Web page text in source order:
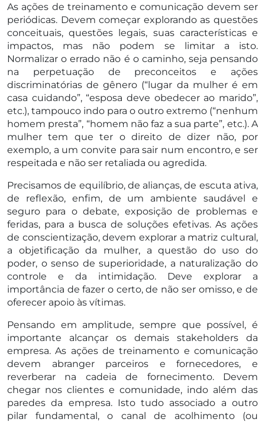
As ações de treinamento e comunicação devem ser
periódicas. Devem começar explorando as questões
conceituais, questões legais, suas características e
impactos, mas não podem se limitar a isto.
Normalizar o errado não é o caminho, seja pensando
na perpetuação de preconceitos e ações
discriminatórias de gênero (“lugar da mulher é em
casa cuidando”, “esposa deve obedecer ao marido”,
etc.), tampouco indo para o outro extremo (“nenhum
homem presta”, “homem não faz a sua parte”, etc.). A
mulher tem que ter o direito de dizer não, por
exemplo, a um convite para sair num encontro, e ser
respeitada e não ser retaliada ou agredida.
Precisamos de equilíbrio, de alianças, de escuta ativa,
de reflexão, enfim, de um ambiente saudável e
seguro para o debate, exposição de problemas e
feridas, para a busca de soluções efetivas. As ações
de conscientização, devem explorar a matriz cultural,
a objetificação da mulher, a questão do uso do
poder, o senso de superioridade, a naturalização do
controle e da intimidação. Deve explorar a
importância de fazer o certo, de não ser omisso, e de
oferecer apoio às vítimas.
Pensando em amplitude, sempre que possível, é
importante alcançar os demais stakeholders da
empresa. As ações de treinamento e comunicação
devem abranger parceiros e fornecedores, e
reverberar na cadeia de fornecimento. Devem
chegar nos clientes e comunidade, indo além das
paredes da empresa. Isto tudo associado a outro
pilar fundamental, o canal de acolhimento (ou